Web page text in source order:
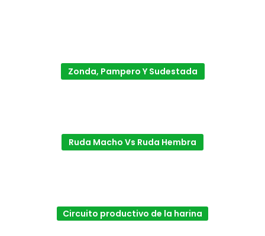
Zonda, Pampero Y Sudestada
Ruda Macho Vs Ruda Hembra
Circuito productivo de la harina